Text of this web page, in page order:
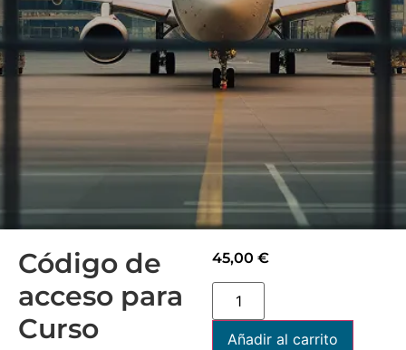
Código de
acceso para
Curso
45,00 €
Añadir al carrito